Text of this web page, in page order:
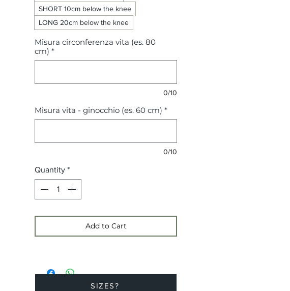
SHORT 10cm below the knee
LONG 20cm below the knee
Misura circonferenza vita (es. 80
cm) *
0/10
Misura vita - ginocchio (es. 60 cm) *
0/10
Quantity *
Add to Cart
SIZES?